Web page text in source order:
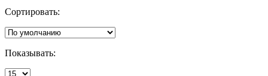
Сортировать:
Показывать: